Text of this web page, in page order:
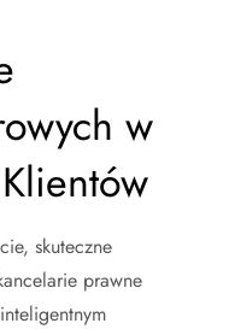
w
skuteczne
prawne